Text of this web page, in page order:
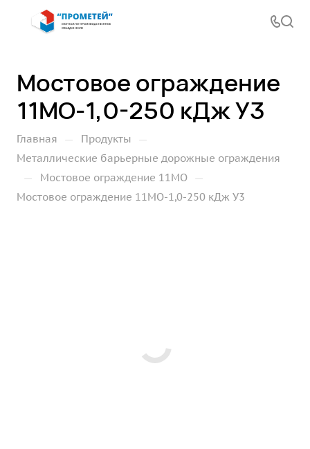
Мостовое ограждение
11МО-1,0-250 кДж У3
Главная — Продукты —
Металлические барьерные дорожные ограждения
— Мостовое ограждение 11МО —
Мостовое ограждение 11МО-1,0-250 кДж У3